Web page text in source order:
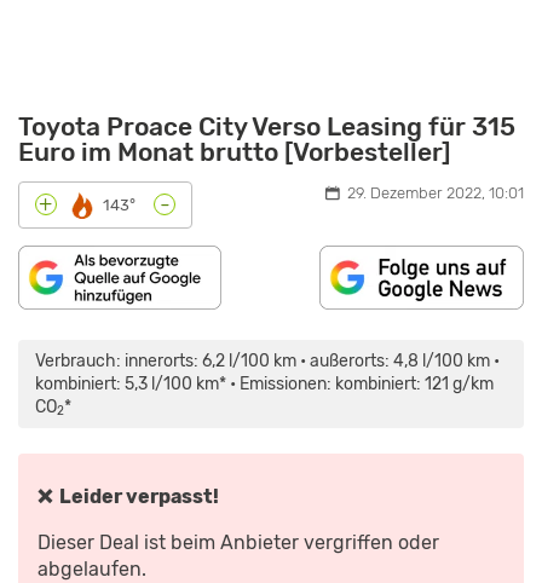
Toyota Proace City Verso Leasing für 315
Euro im Monat brutto [Vorbesteller]
+ 143° - 29. Dezember 2022, 10:01
Verbrauch: innerorts: 6,2 l/100 km • außerorts: 4,8 l/100 km •
kombiniert: 5,3 l/100 km* • Emissionen: kombiniert: 121 g/km
CO2*
❌ Leider verpasst!
Dieser Deal ist beim Anbieter vergriffen oder
abgelaufen.
CITY
VERSO
LANGVERSION
2020:
FAMILIENKOMBI
TEST,
YOUTUBE